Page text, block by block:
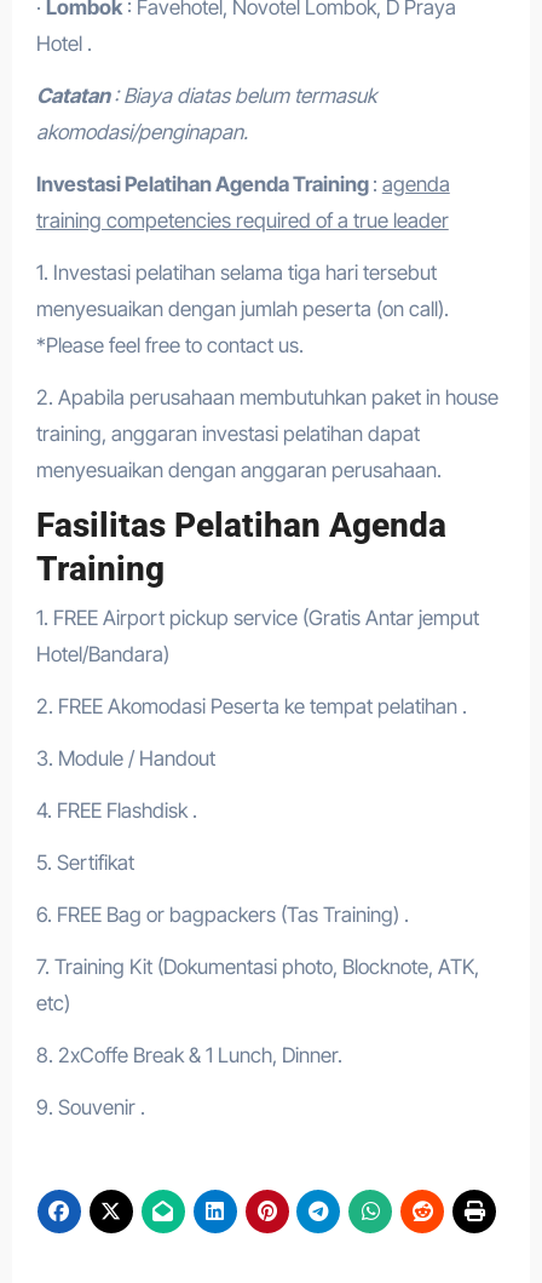
· Lombok: Favehotel, Novotel Lombok, D Praya
Hotel .
Catatan: Biaya diatas belum termasuk
akomodasi/penginapan.
Investasi Pelatihan Agenda Training : agenda
training competencies required of a true leader
1. Investasi pelatihan selama tiga hari tersebut
menyesuaikan dengan jumlah peserta (on call).
*Please feel free to contact us.
2. Apabila perusahaan membutuhkan paket in house
training, anggaran investasi pelatihan dapat
menyesuaikan dengan anggaran perusahaan.
Fasilitas Pelatihan Agenda
Training
1. FREE Airport pickup service (Gratis Antar jemput
Hotel/Bandara)
2. FREE Akomodasi Peserta ke tempat pelatihan .
3. Module / Handout
4. FREE Flashdisk .
5. Sertifikat
6. FREE Bag or bagpackers (Tas Training) .
7. Training Kit (Dokumentasi photo, Blocknote, ATK,
etc)
8. 2xCoffe Break & 1 Lunch, Dinner.
9. Souvenir .